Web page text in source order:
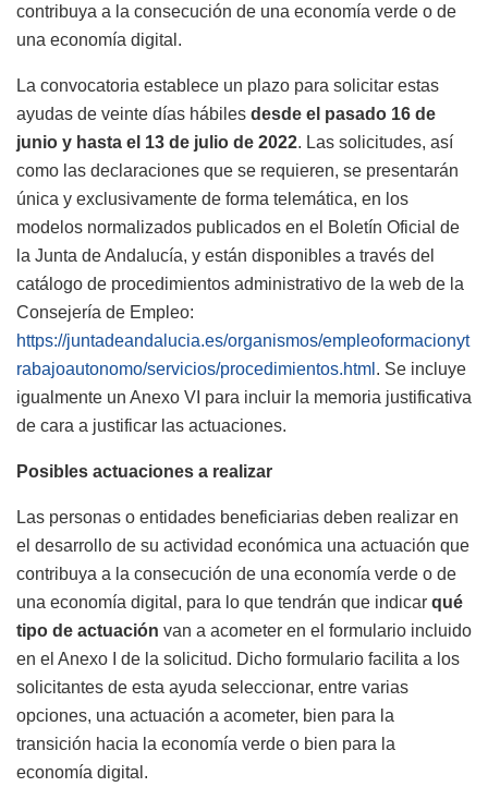
contribuya a la consecución de una economía verde o de
una economía digital.
La convocatoria establece un plazo para solicitar estas
ayudas de veinte días hábiles desde el pasado 16 de
junio y hasta el 13 de julio de 2022. Las solicitudes, así
como las declaraciones que se requieren, se presentarán
única y exclusivamente de forma telemática, en los
modelos normalizados publicados en el Boletín Oficial de
la Junta de Andalucía, y están disponibles a través del
catálogo de procedimientos administrativo de la web de la
Consejería de Empleo:
https://juntadeandalucia.es/organismos/empleoformacionyt
rabajoautonomo/servicios/procedimientos.html . Se incluye
igualmente un Anexo VI para incluir la memoria justificativa
de cara a justificar las actuaciones.
Posibles actuaciones a realizar
Las personas o entidades beneficiarias deben realizar en
el desarrollo de su actividad económica una actuación que
contribuya a la consecución de una economía verde o de
una economía digital, para lo que tendrán que indicar qué
tipo de actuación van a acometer en el formulario incluido
en el Anexo I de la solicitud. Dicho formulario facilita a los
solicitantes de esta ayuda seleccionar, entre varias
opciones, una actuación a acometer, bien para la
transición hacia la economía verde o bien para la
economía digital.